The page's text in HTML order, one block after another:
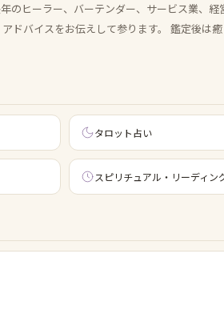
のヒーラー、バーテンダー、サービス業、
ドバイスをお伝えして参ります。 鑑定後は
タロット占い
スピリチュアル・リーディン